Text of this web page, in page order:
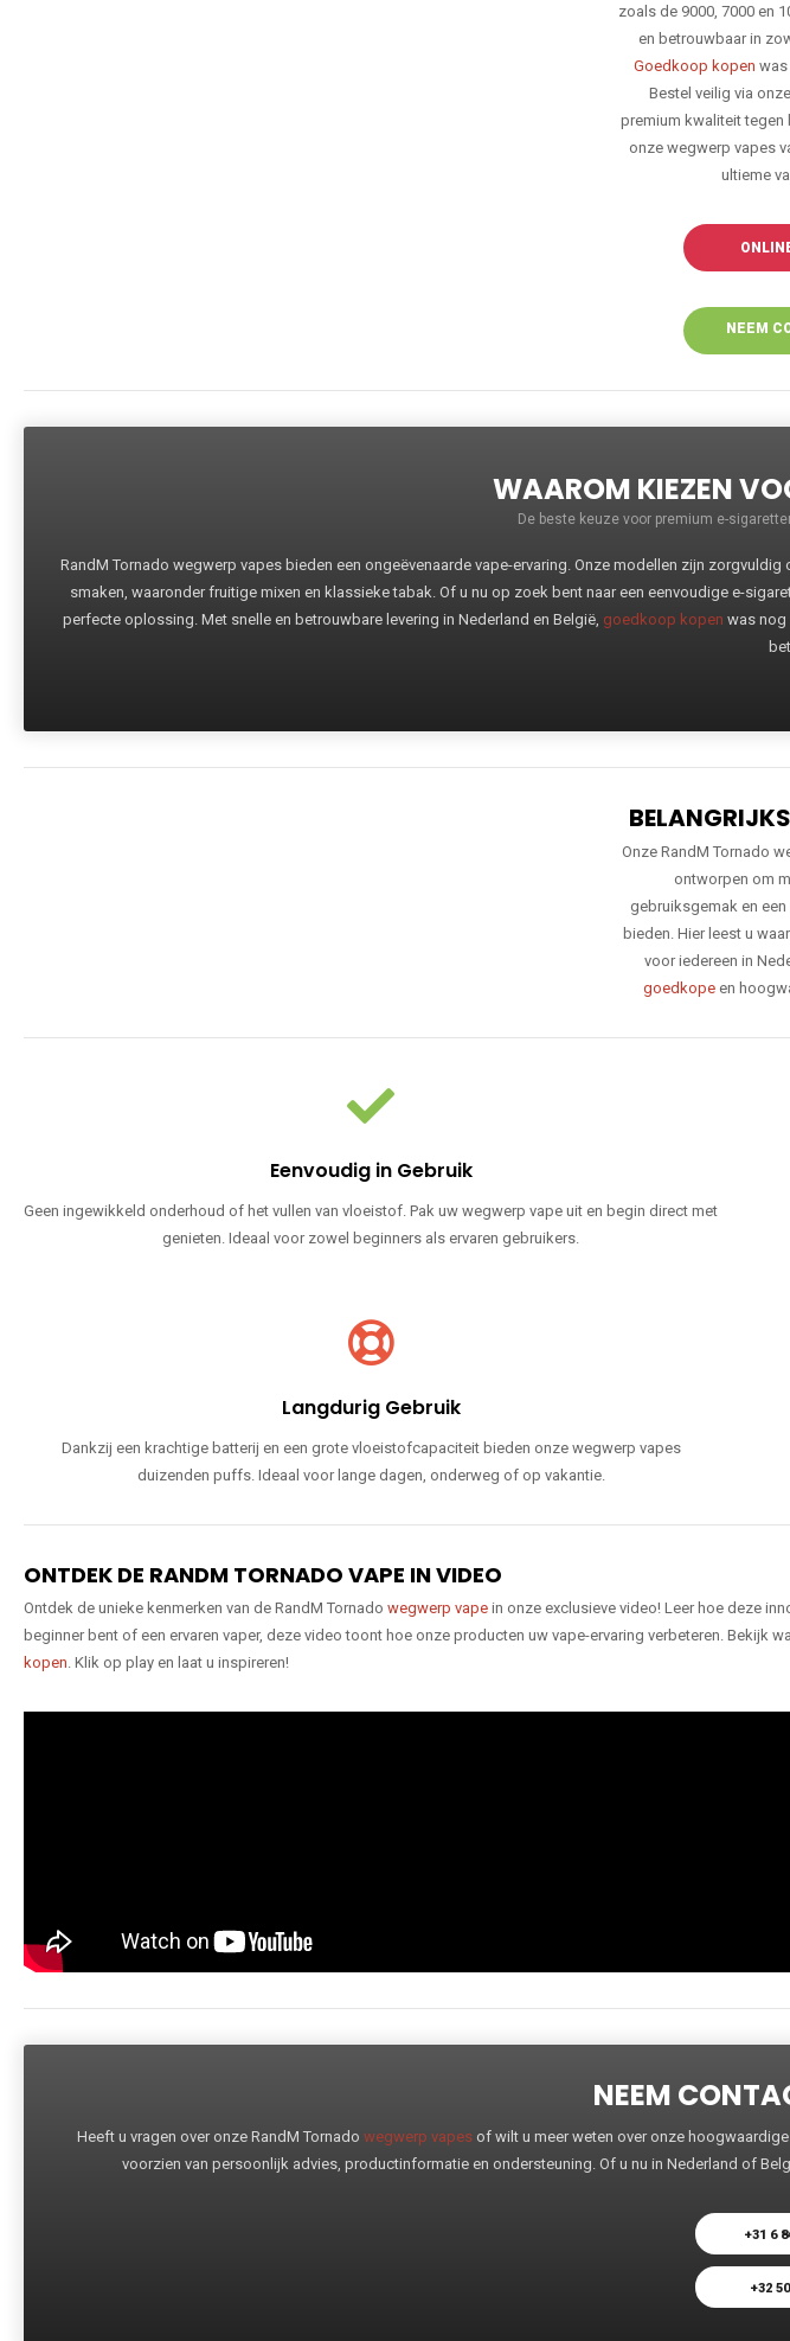
zoals de 9000, 7000 en
en betrouwbaar in
Goedkoop kopen
Bestel veilig via
premium kwaliteit tegen
onze wegwerp vapes
ultieme
NEEM
WAAROM KIEZEN
De beste keuze voor premium e-
RandM Tornado wegwerp vapes bieden een ongeëvenaarde vape-ervaring. Onze modellen zijn
smaken, waaronder fruitige mixen en klassieke tabak. Of u nu op zoek bent naar een eenvoudige e-
perfecte oplossing. Met snelle en betrouwbare levering in Nederland en België, goedkoop kopen was nog
Onze RandM Tornado
ontworpen om
gebruiksgemak en
bieden. Hier leest u
voor iedereen in
goedkopeen
Eenvoudig in Gebruik
Geen ingewikkeld onderhoud of het vullen van vloeistof. Pak uw wegwerp vape uit en begin direct met
genieten. Ideaal voor zowel beginners als ervaren gebruikers.
Langdurig Gebruik
Dankzij een krachtige batterij en een grote vloeistofcapaciteit bieden onze wegwerp vapes
duizenden puffs. Ideaal voor lange dagen, onderweg of op vakantie.
ONTDEK DE RANDM TORNADO VAPE IN VIDEO
Ontdek de unieke kenmerken van de RandM Tornado wegwerp vape in onze exclusieve video! Leer hoe deze
beginner bent of een ervaren vaper, deze video toont hoe onze producten uw vape-ervaring verbeteren. Bekijk
kopen. Klik op play en laat u inspireren!
NEEM
Heeft u vragen over onze RandM Tornado wegwerp vapes of wilt u meer weten over onze hoogwaardige
voorzien van persoonlijk advies, productinformatie en ondersteuning. Of u nu in Nederland of
+31 6
+32